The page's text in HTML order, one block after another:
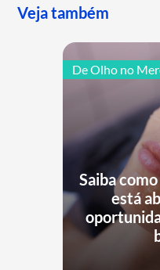
Veja também
De Olho no
Saiba
está